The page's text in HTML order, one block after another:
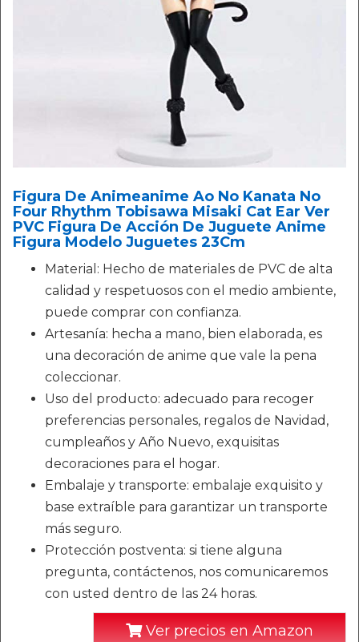
Figura De Animeanime Ao No Kanata No
Four Rhythm Tobisawa Misaki Cat Ear Ver
PVC Figura De Acción De Juguete Anime
Figura Modelo Juguetes 23Cm
Material: Hecho de materiales de PVC de alta
calidad y respetuosos con el medio ambiente,
puede comprar con confianza.
Artesanía: hecha a mano, bien elaborada, es
una decoración de anime que vale la pena
coleccionar.
Uso del producto: adecuado para recoger
preferencias personales, regalos de Navidad,
cumpleaños y Año Nuevo, exquisitas
decoraciones para el hogar.
Embalaje y transporte: embalaje exquisito y
base extraíble para garantizar un transporte
más seguro.
Protección postventa: si tiene alguna
pregunta, contáctenos, nos comunicaremos
con usted dentro de las 24 horas.
Ver precios en Amazon